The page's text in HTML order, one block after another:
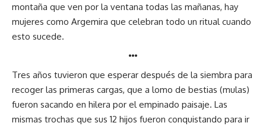
montaña que ven por la ventana todas las mañanas, hay
mujeres como Argemira que celebran todo un ritual cuando
esto sucede.
…
Tres años tuvieron que esperar después de la siembra para
recoger las primeras cargas, que a lomo de bestias (mulas)
fueron sacando en hilera por el empinado paisaje. Las
mismas trochas que sus 12 hijos fueron conquistando para ir